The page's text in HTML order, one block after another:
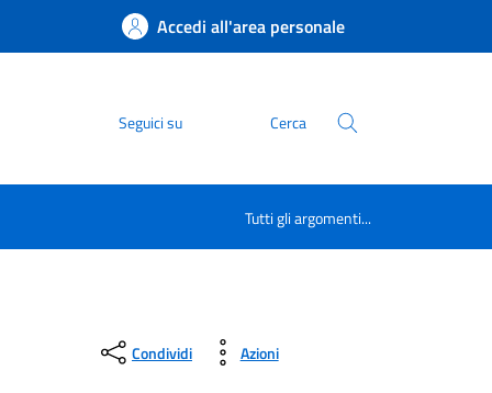
Accedi all'area personale
Seguici su Cerca
Tutti gli argomenti...
Condividi Azioni